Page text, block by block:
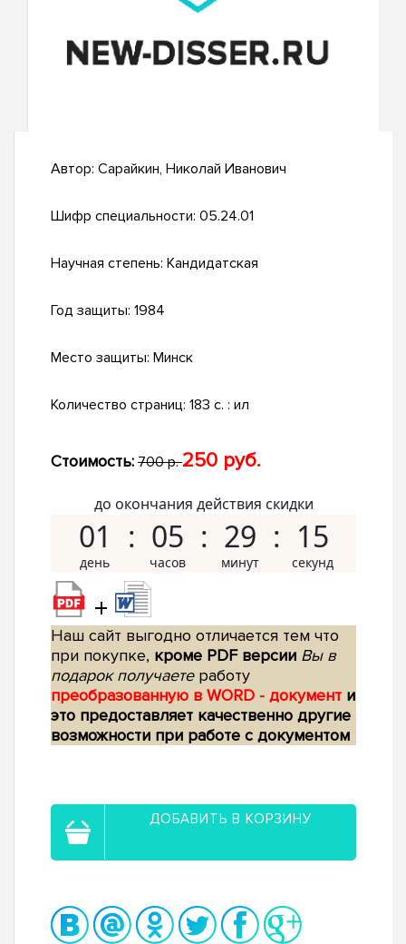
Автор: Сарайкин, Николай Иванович
Шифр специальности: 05.24.01
Научная степень: Кандидатская
Год защиты: 1984
Место защиты: Минск
Количество страниц: 183 c. : ил
Стоимость: 700 р.250 руб.
до окончания действия скидки
01 05 29 14
+
Наш сайт выгодно отличается тем что
при покупке, кроме PDF версии Вы в
подарок получаетеработу
преобразованную в WORD - документ и
это предоставляет качественно другие
возможности при работе с документом
ДОБАВИТЬ В КОРЗИНУ